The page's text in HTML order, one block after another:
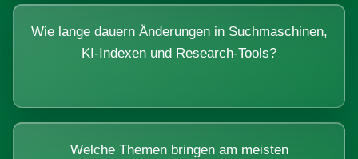
Wie lange dauern Änderungen in Suchmaschinen,
KI-Indexen und Research-Tools?
Welche Themen bringen am meisten